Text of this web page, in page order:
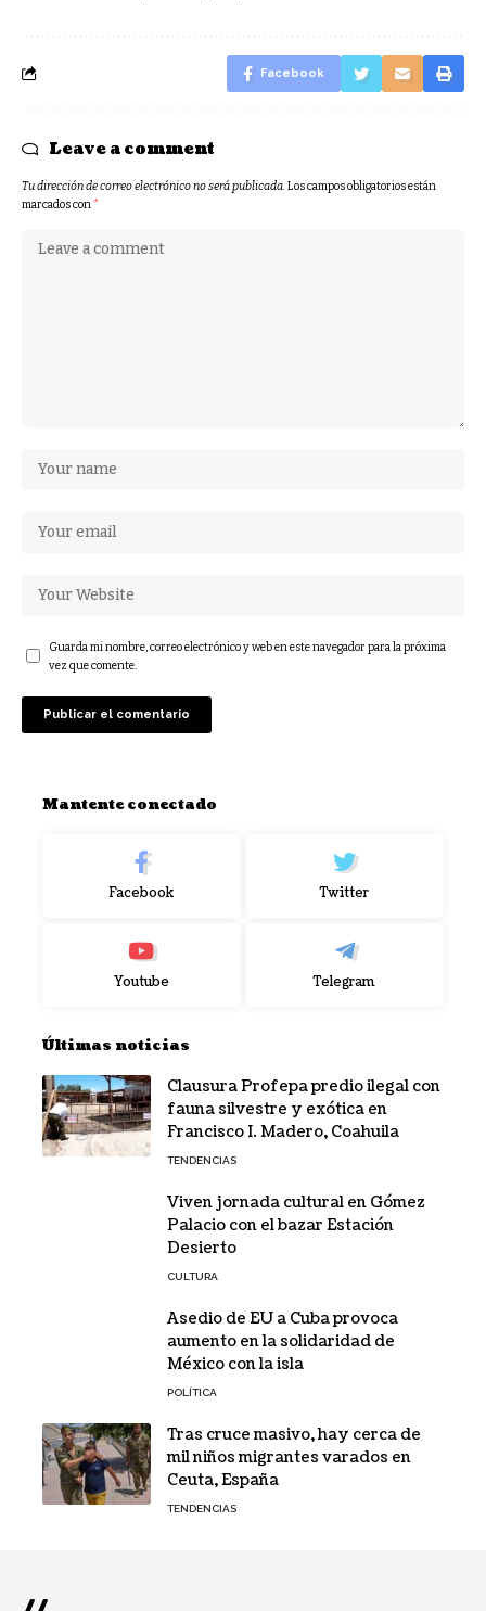
Facebook
Leave a comment
Tu dirección de correo electrónico no será publicada.Los campos obligatorios están
marcados con*
Guarda mi nombre, correo electrónico y web en este navegador para la próxima
vez que comente.
Mantente conectado
Facebook Twitter
Youtube Telegram
Últimas noticias
Clausura Profepa predio ilegal con
fauna silvestre y exótica en
Francisco I. Madero, Coahuila
TENDENCIAS
Viven jornada cultural en Gómez
Palacio con el bazar Estación
Desierto
CULTURA
Asedio de EU a Cuba provoca
aumento en la solidaridad de
México con la isla
POLÍTICA
Tras cruce masivo, hay cerca de
mil niños migrantes varados en
Ceuta, España
TENDENCIAS